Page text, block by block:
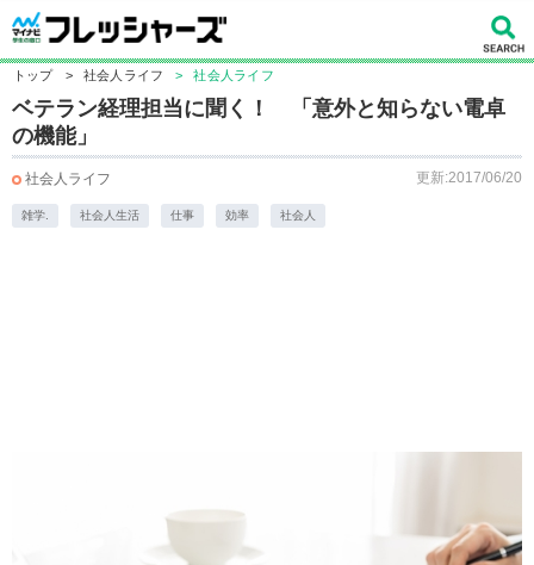
トップ > 社会人ライフ > 社会人ライフ
ベテラン経理担当に聞く！ 「意外と知らない電卓
の機能」
社会人ライフ 更新:2017/06/20
雑学. 社会人生活 仕事 効率 社会人